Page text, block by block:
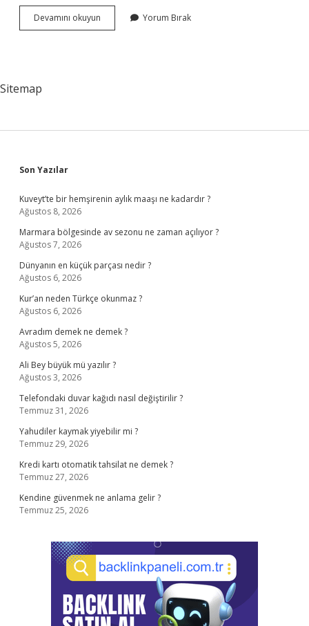
Devamını okuyun Frambuaz
Hangi
Yorum Bırak
Sitemap
Sidebar
Son Yazılar
Kuveyt’te bir hemşirenin aylık maaşı ne kadardır ?
Ağustos 8, 2026
Marmara bölgesinde av sezonu ne zaman açılıyor ?
Ağustos 7, 2026
Dünyanın en küçük parçası nedir ?
Ağustos 6, 2026
Kur’an neden Türkçe okunmaz ?
Ağustos 6, 2026
Avradım demek ne demek ?
Ağustos 5, 2026
Ali Bey büyük mü yazılır ?
Ağustos 3, 2026
Telefondaki duvar kağıdı nasıl değiştirilir ?
Temmuz 31, 2026
Yahudiler kaymak yiyebilir mi ?
Temmuz 29, 2026
Kredi kartı otomatik tahsilat ne demek ?
Temmuz 27, 2026
Kendine güvenmek ne anlama gelir ?
Temmuz 25, 2026